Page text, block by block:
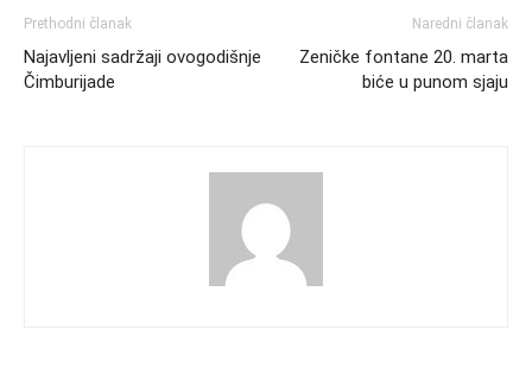
Prethodni članak
Najavljeni sadržaji ovogodišnje
Čimburijade
Naredni članak
Zeničke fontane 20. marta
biće u punom sjaju